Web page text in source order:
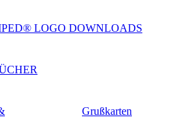
LOGO DOWNLOADS
Grußkarten